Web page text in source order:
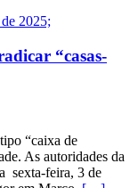
“casas-
“caixa de
As autoridades da
sexta-feira, 3 de